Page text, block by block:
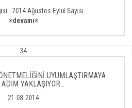
- 2014 Ağustos-Eylül Sayısı
devamı
34
UYUMLAŞTIRMAYA
YAKLAŞIYOR...
21-08-2014